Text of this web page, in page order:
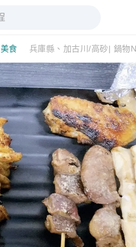
美食 兵庫縣、加古川/高砂| 鍋物